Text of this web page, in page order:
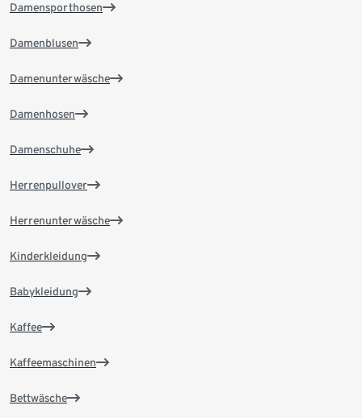
Damensporthosen
Damenblusen
Damenunterwäsche
Damenhosen
Damenschuhe
Herrenpullover
Herrenunterwäsche
Kinderkleidung
Babykleidung
Kaffee
Kaffeemaschinen
Bettwäsche